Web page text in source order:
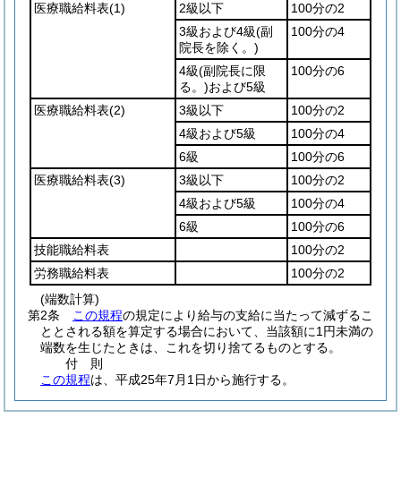
医療職給料表(1) 2級以下
100分の2
3級および4級(副
院長を除く。)
100分の4
4級(副院長に限
る。)および5級
100分の6
医療職給料表(2) 3級以下
100分の2
4級および5級
100分の4
6級
100分の6
医療職給料表(3) 3級以下
100分の2
4級および5級
100分の4
6級
100分の6
技能職給料表
100分の2
労務職給料表
100分の2
(端数計算)
第2条
この規程の規定により給与の支給に当たって減ずるこ
ととされる額を算定する場合において、当該額に1円未満の
端数を生じたときは、これを切り捨てるものとする。
付 則
この規程は、平成25年7月1日から施行する。